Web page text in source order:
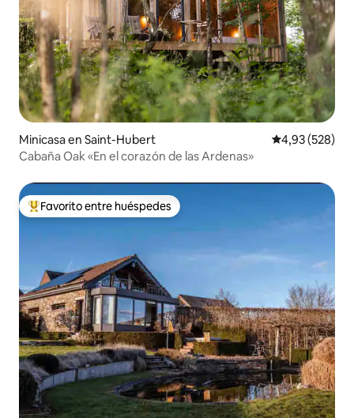
Minicasa en Saint-Hubert Calificación
4,93 (528)
Cabaña Oak «En el corazón de las Ardenas»
Favorito entre los huéspedes más destacados
Favorito entre huéspedes